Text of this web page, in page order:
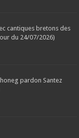
cantiques bretons des
du 24/07/2026)
pardon Santez